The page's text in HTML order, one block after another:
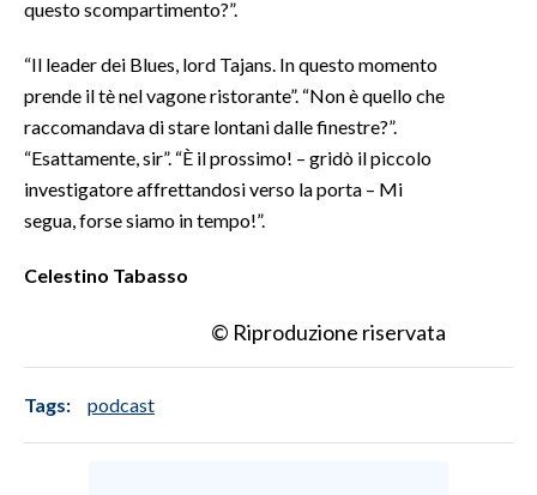
INFO AZIENDE
ABBONATI
ANNUNCI
NECROLOGI
SPIAGGE
questo scompartimento?”.
“Il leader dei Blues, lord Tajans. In questo momento
prende il tè nel vagone ristorante”. “Non è quello che
raccomandava di stare lontani dalle finestre?”.
“Esattamente, sir”. “È il prossimo! – gridò il piccolo
investigatore affrettandosi verso la porta – Mi
segua, forse siamo in tempo!”.
Celestino Tabasso
© Riproduzione riservata
Tags: podcast